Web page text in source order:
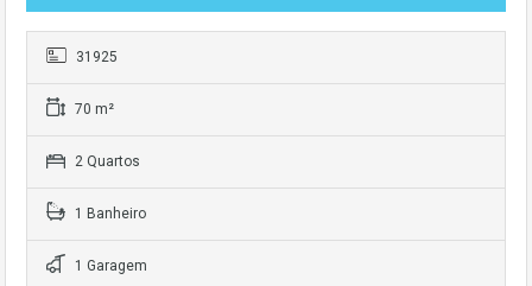
31925
70 m²
2 Quartos
1 Banheiro
1 Garagem